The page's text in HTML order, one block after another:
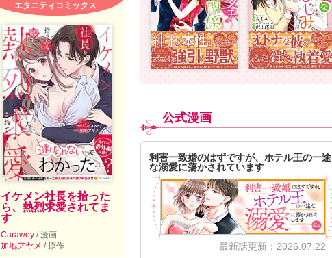
エタニティコミックス
イケメン社長を拾った
ら、熱烈求愛されてま
す
Carawey / 漫画
加地アヤメ / 原作
公式漫画
利害一致婚のはずですが、ホテル王の一途
な溺愛に蕩かされています
最新話更新：2026.07.22